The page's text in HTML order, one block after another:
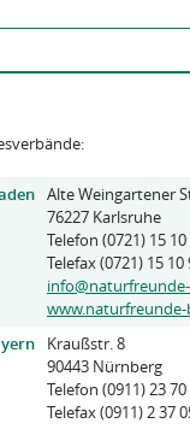
Alte Weingartener
76227 Karlsruhe
Telefon (0721) 15 10
Telefax (0721) 15 10
Kraußstr. 8
90443 Nürnberg
Telefon (0911) 23 70
Telefax (0911) 2 37